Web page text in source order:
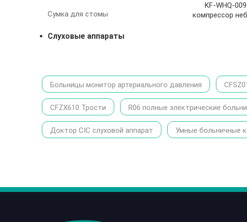
Сумка для стомы
Слуховые аппараты
KF-WHQ-
компрессор
Больницы монитор артериального давления
CFZX610 Трости R06 полные электрические
Доктор CIC слуховой аппарат Умные больничные